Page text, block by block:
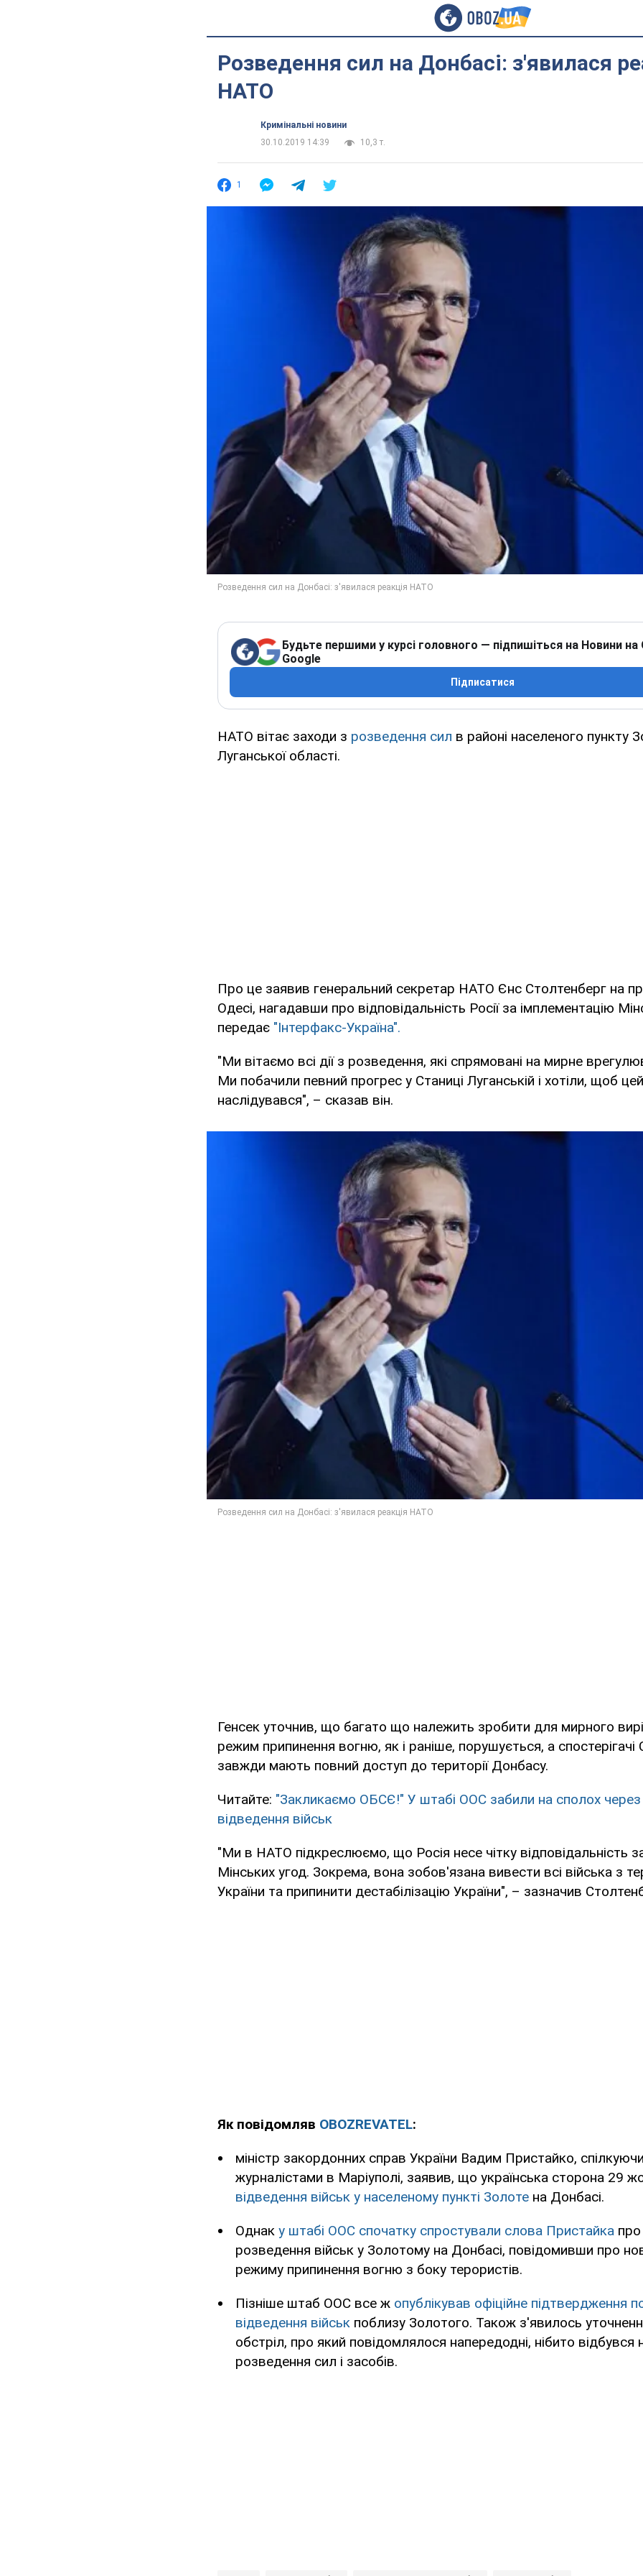
Розведення сил на Донбасі: з'явилася
НАТО
Кримінальні новини
30.10.2019 14:39
10,3 т.
1
Будьте першими у курсі головного — підпишіться на Новини на
Google
Підписатися
НАТО вітає заходи з розведення сил в районі населеного пункту
Луганської області.
Про це заявив генеральний секретар НАТО Єнс Столтенберг на
Одесі, нагадавши про відповідальність Росії за імплементацію
передає "Інтерфакс-Україна".
"Ми вітаємо всі дії з розведення, які спрямовані на мирне
Ми побачили певний прогрес у Станиці Луганській і хотіли, щоб
наслідувався", – сказав він.
Генсек уточнив, що багато що належить зробити для мирного
режим припинення вогню, як і раніше, порушується, а
завжди мають повний доступ до території Донбасу.
Читайте: "Закликаємо ОБСЄ!" У штабі ООС забили на сполох через
відведення військ
"Ми в НАТО підкреслюємо, що Росія несе чітку відповідальність
Мінських угод. Зокрема, вона зобов'язана вивести всі війська з
України та припинити дестабілізацію України", – зазначив
Як повідомляв OBOZREVATEL:
міністр закордонних справ України Вадим Пристайко,
журналістами в Маріуполі, заявив, що українська сторона 29
відведення військ у населеному пункті Золоте на Донбасі.
Однак у штабі ООС спочатку спростували слова Пристайка
розведення військ у Золотому на Донбасі, повідомивши про
режиму припинення вогню з боку терористів.
Пізніше штаб ООС все ж опублікував офіційне підтвердження
відведення військ поблизу Золотого. Також з'явилось
обстріл, про який повідомлялося напередодні, нібито відбувся
розведення сил і засобів.